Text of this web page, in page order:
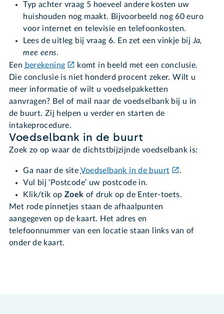
Typ achter vraag 5 hoeveel andere kosten uw
huishouden nog maakt. Bijvoorbeeld nog 60 euro
voor internet en televisie en telefoonkosten.
Lees de uitleg bij vraag 6. En zet een vinkje bijJa,
mee eens.
Een berekening
komt in beeld met een conclusie.
Die conclusie is niet honderd procent zeker. Wilt u
meer informatie of wilt u voedselpakketten
aanvragen? Bel of mail naar de voedselbank bij u in
de buurt. Zij helpen u verder en starten de
intakeprocedure.
Voedselbank in de buurt
Zoek zo op waar de dichtstbijzijnde voedselbank is:
Ga naar de site Voedselbank in de buurt
.
Vul bij ‘Postcode’ uw postcode in.
Klik/tik opZoek of druk op de Enter-toets.
Met rode pinnetjes staan de afhaalpunten
aangegeven op de kaart. Het adres en
telefoonnummer van een locatie staan links van of
onder de kaart.